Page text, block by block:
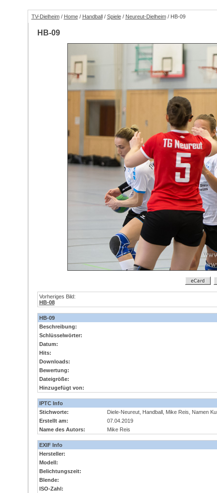
TV-Dielheim/ Home/ Handball/ Spiele/ Neureut-Dielheim/ HB-09
HB-09
Vorheriges Bild:
HB-08
HB-09
Beschreibung:
Schlüsselwörter:
Datum:
Hits:
Downloads:
Bewertung:
Dateigröße:
Hinzugefügt von:
IPTC Info
Stichworte:
Diele-Neureut, Handball, Mike Reis, Namen
Erstellt am:
07.04.2019
Name des Autors:
Mike Reis
EXIF Info
Hersteller:
Modell:
Belichtungszeit:
Blende:
ISO-Zahl: